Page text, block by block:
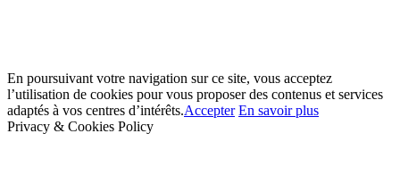
En poursuivant votre navigation sur ce site, vous acceptez
l’utilisation de cookies pour vous proposer des contenus et services
adaptés à vos centres d’intérêts.Accepter En savoir plus
Privacy & Cookies Policy